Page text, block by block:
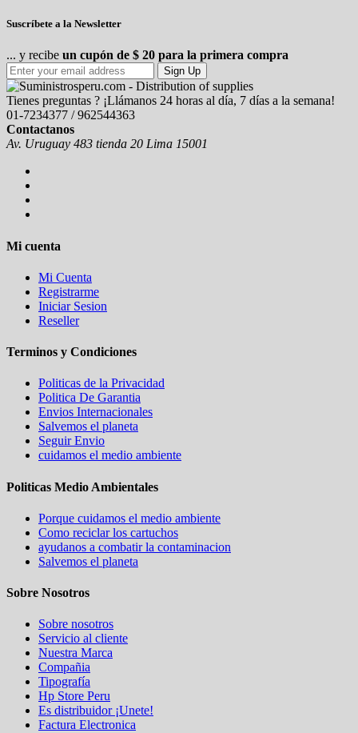
Suscríbete a la Newsletter
... y recibe un cupón de $ 20 para la primera compra
Sign Up
Tienes preguntas ? ¡Llámanos 24 horas al día, 7 días a la semana!
01-7234377 / 962544363
Contactanos
Av. Uruguay 483 tienda 20 Lima 15001
Mi cuenta
Mi Cuenta
Registrarme
Iniciar Sesion
Reseller
Terminos y Condiciones
Politicas de la Privacidad
Politica De Garantia
Envios Internacionales
Salvemos el planeta
Seguir Envio
cuidamos el medio ambiente
Politicas Medio Ambientales
Porque cuidamos el medio ambiente
Como reciclar los cartuchos
ayudanos a combatir la contaminacion
Salvemos el planeta
Sobre Nosotros
Sobre nosotros
Servicio al cliente
Nuestra Marca
Compañia
Tipografía
Hp Store Peru
Es distribuidor ¡Unete!
Factura Electronica